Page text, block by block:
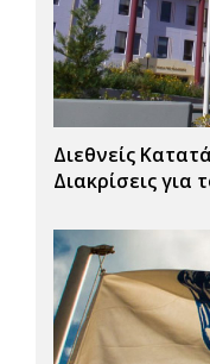
Διεθνείς
Διακρίσεις για